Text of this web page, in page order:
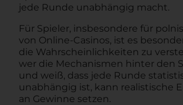
jede Runde unabhängig macht.
Für Spieler, insbesondere für
von Online-Casinos, ist es
die Wahrscheinlichkeiten zu
wer die Mechanismen hinter den
und weiß, dass jede Runde
unabhängig ist, kann realistische
an Gewinne setzen.